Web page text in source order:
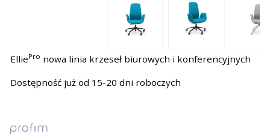
ElliePro nowa linia krzeseł biurowych i konferencyjnych
Dostępność już od 15-20 dni roboczych